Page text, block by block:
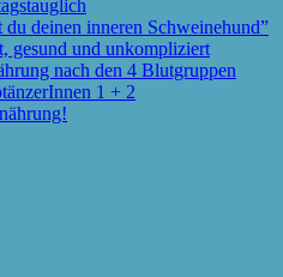
deinen inneren Schweinehund”
gesund und unkompliziert
nach den 4 Blutgruppen
1 + 2